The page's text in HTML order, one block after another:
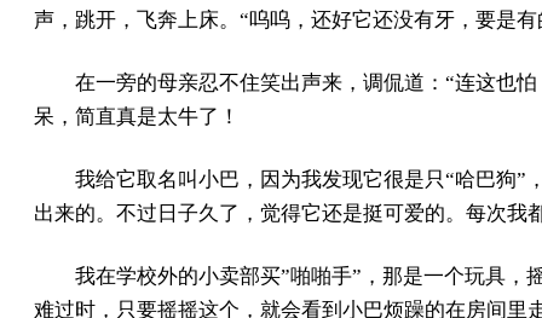
声，跳开，飞奔上床。“呜呜，还好它还没有牙，要是
在一旁的母亲忍不住笑出声来，调侃道：“连这也
呆，简直真是太牛了！
我给它取名叫小巴，因为我发现它很是只“哈巴狗
出来的。不过日子久了，觉得它还是挺可爱的。每次我
我在学校外的小卖部买”啪啪手”，那是一个玩具
难过时，只要摇摇这个，就会看到小巴烦躁的在房间